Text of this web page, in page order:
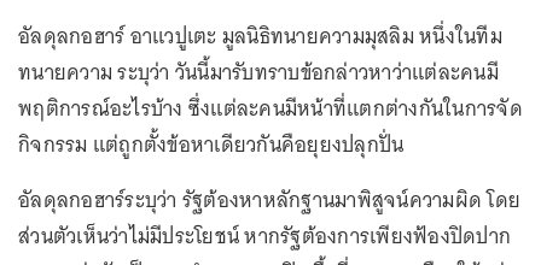
อัลดุลกอฮาร์ อาแวปูเตะ มูลนิธิทนายความมุสลิม หนึ่งในทีม
ทนายความ ระบุว่า วันนี้มารับทราบข้อกล่าวหาว่าแต่ละคนมี
พฤติการณ์อะไรบ้าง ซึ่งแต่ละคนมีหน้าที่แตกต่างกันในการจัด
กิจกรรม แต่ถูกตั้งข้อหาเดียวกันคือยุยงปลุกปั่น
อัลดุลกอฮาร์ระบุว่า รัฐต้องหาหลักฐานมาพิสูจน์ความผิด โดย
ส่วนตัวเห็นว่าไม่มีประโยชน์ หากรัฐต้องการเพียงฟ้องปิดปาก